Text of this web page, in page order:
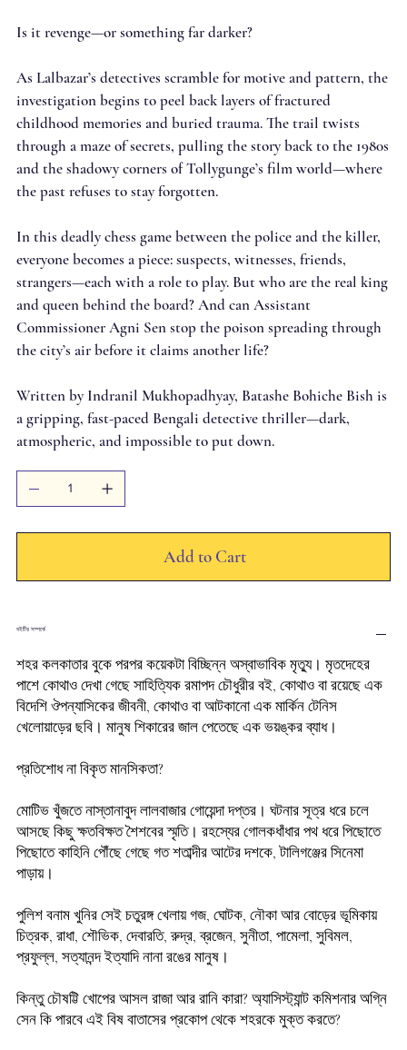
Is it revenge—or something far darker?
As Lalbazar’s detectives scramble for motive and pattern, the
investigation begins to peel back layers of fractured
childhood memories and buried trauma. The trail twists
through a maze of secrets, pulling the story back to the 1980s
and the shadowy corners of Tollygunge’s film world—where
the past refuses to stay forgotten.
In this deadly chess game between the police and the killer,
everyone becomes a piece: suspects, witnesses, friends,
strangers—each with a role to play. But who are the real king
and queen behind the board? And can Assistant
Commissioner Agni Sen stop the poison spreading through
the city’s air before it claims another life?
Written by Indranil Mukhopadhyay, Batashe Bohiche Bish is
a gripping, fast-paced Bengali detective thriller—dark,
atmospheric, and impossible to put down.
Add to Cart
বইটির সম্পর্কে
শহরকলকাতারবুকেপরপরকয়েকটাবিচ্ছিন্নঅস্বাভাবিকমৃত্যু। মৃতদেহের
পাশেকোথাওদেখাগেছেসাহিত্যিকরমাপদচৌধুরীরবই, কোথাওবারয়েছেএক
বিদেশিঔপন্যাসিকেরজীবনী, কোথাওবাআটকানোএকমার্কিনটেনিস
খেলোয়াড়েরছবি। মানুষশিকারেরজালপেতেছেএকভয়ঙ্করব্যাধ।
প্রতিশোধনাবিকৃতমানসিকতা?
মোটিভখুঁজতেনাস্তানাবুদলালবাজারগোয়েন্দাদপ্তর। ঘটনারসূত্র ধরেচলে
আসছেকিছুক্ষতবিক্ষতশৈশবেরস্মৃতি। রহস্যেরগোলকধাঁধারপথ ধরেপিছোতে
পিছোতেকাহিনিপৌঁছেগেছেগতশতাব্দীরআটেরদশকে,টালিগঞ্জেরসিনেমা
পাড়ায়।
পুলিশবনামখুনিরসেইচতুরঙ্গখেলায়গজ, ঘোটক, নৌকাআরবোড়েরভূমিকায়
চিত্রক, রাধা, শৌভিক, দেবারতি,রুদ্র,ব্রজেন, সুনীতা, পামেলা, সুবিমল,
প্রফুল্ল, সত্যানন্দইত্যাদিনানারঙেরমানুষ।
কিন্তুচৌষট্টিখোপেরআসলরাজাআররানিকারা? অ্যাসিস্ট্যান্টকমিশনারঅগ্নি
সেনকিপারবেএইবিষবাতাসেরপ্রকোপথেকেশহরকেমুক্তকরতে?